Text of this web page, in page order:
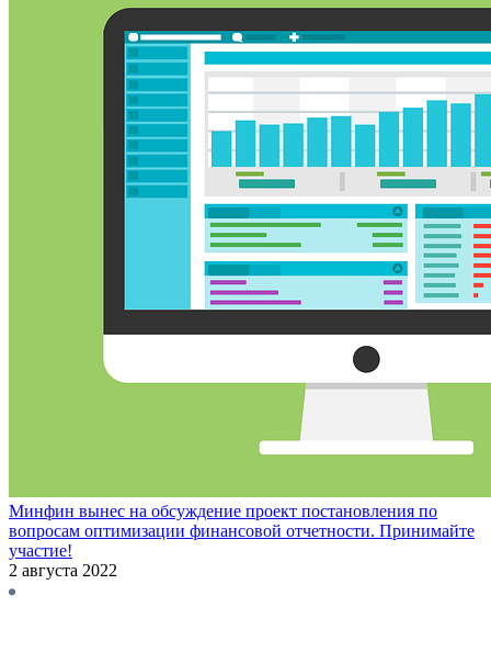
Минфин вынес на обсуждение проект постановления по
вопросам оптимизации финансовой отчетности. Принимайте
участие!
2 августа 2022